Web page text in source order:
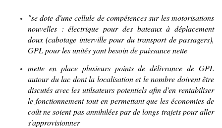
"se dote d'une cellule de compétences sur les motorisations
nouvelles : électrique pour des bateaux à déplacement
doux (cabotage interville pour du transport de passagers),
GPL pour les unités yant besoin de puissance nette
mette en place plusieurs points de délivrance de GPL
autour du lac dont la localisation et le nombre doivent être
discutés avec les utilsateurs potentiels afin d'en rentabiliser
le fonctionnement tout en permettant que les économies de
coût ne soient pas annihilées par de longs trajets pour aller
s'approvisionner